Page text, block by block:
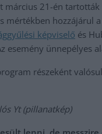
március 21-én
mértékben hozzájárul
képviselő és
esemény ünnepélyes
részeként
Yt (pillanatkép)